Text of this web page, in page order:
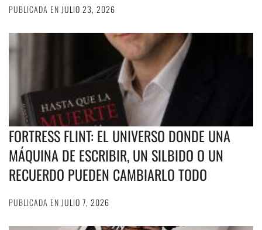
PUBLICADA EN JULIO 23, 2026
FORTRESS FLINT: EL UNIVERSO DONDE UNA
MÁQUINA DE ESCRIBIR, UN SILBIDO O UN
RECUERDO PUEDEN CAMBIARLO TODO
PUBLICADA EN JULIO 7, 2026